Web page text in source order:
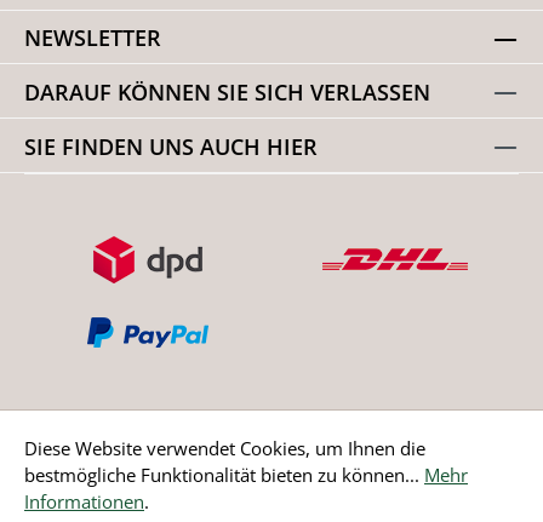
NEWSLETTER
DARAUF KÖNNEN SIE SICH VERLASSEN
SIE FINDEN UNS AUCH HIER
Bestellung widerrufen
Diese Website verwendet Cookies, um Ihnen die
bestmögliche Funktionalität bieten zu können... Mehr
Informationen.